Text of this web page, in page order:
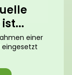
einer
eingesetzt